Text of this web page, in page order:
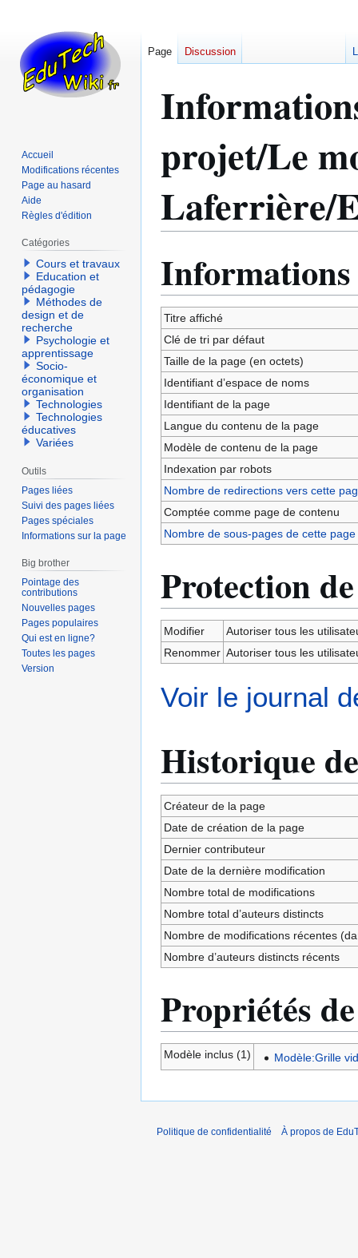
projet/Le
Laferrière/
navigation
recherche
Informations
Titre affiché
Clé de tri par défaut
Taille de la page (en octets)
Identifiant dʼespace de noms
Identifiant de la page
Langue du contenu de la page
Modèle de contenu de la page
Indexation par robots
Nombre de redirections vers cette
Comptée comme page de contenu
Nombre de sous-pages de cette page
Protection
Modifier
Autoriser tous les
Renommer Autoriser tous les
Voir le journal
Historique
Créateur de la page
Date de création de la page
Dernier contributeur
Date de la dernière modification
Nombre total de modifications
Nombre total d’auteurs distincts
Nombre de modifications récentes
Nombre d’auteurs distincts récents
Propriétés
Modèle inclus (1) Modèle:Grille
Page Discussion
Accueil
Modifications récentes
Page au hasard
Aide
Règles d'édition
Catégories
Cours et travaux
Education et
pédagogie
Méthodes de
design et de
recherche
Psychologie et
apprentissage
Socio-
économique et
organisation
Technologies
Technologies
éducatives
Variées
Outils
Pages liées
Suivi des pages liées
Pages spéciales
Informations sur la page
Big brother
Pointage des
contributions
Nouvelles pages
Pages populaires
Qui est en ligne?
Toutes les pages
Version
Politique de confidentialité À propos de